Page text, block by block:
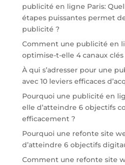
publicité en ligne Paris:
étapes puissantes permet
publicité ?
Comment une publicité en
optimise-t-elle 4 canaux
À qui s’adresser pour une
avec 10 leviers efficaces
Pourquoi une publicité en
elle d’atteindre 6 objectifs
efficacement ?
Pourquoi une refonte site
d’atteindre 6 objectifs
Comment une refonte site